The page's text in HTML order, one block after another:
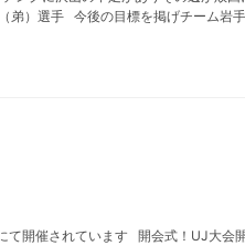
）選手 今後の目標を掲げチーム岩
開催されています 開会式！UJ大